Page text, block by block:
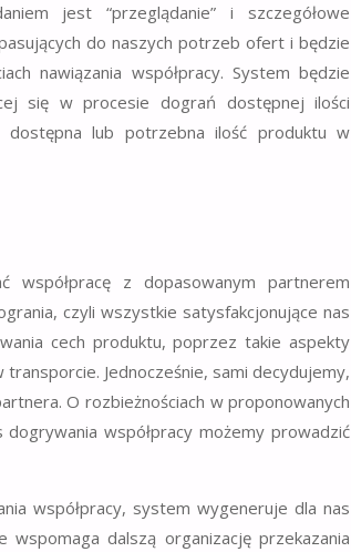
jest “przeglądanie” i szczegółowe
do naszych potrzeb ofert i będzie
nawiązania współpracy. System będzie
się w procesie dograń dostępnej ilości
dostępna lub potrzebna ilość produktu w
współpracę z dopasowanym partnerem
czyli wszystkie satysfakcjonujące nas
cech produktu, poprzez takie aspekty
Jednocześnie, sami decydujemy,
O rozbieżnościach w proponowanych
współpracy możemy prowadzić
współpracy, system wygeneruje dla nas
dalszą organizację przekazania